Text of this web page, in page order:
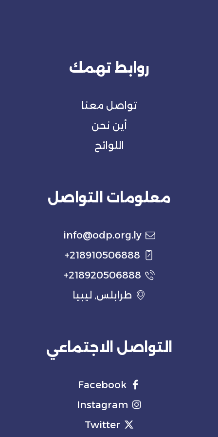
روابط تهمك
تواصل معنا
أين نحن
اللوائح
معلومات التواصل
info@odp.org.ly
218910506888+
218920506888+
طرابلس, ليبيا
التواصل الاجتماعي
Facebook
Instagram
Twitter